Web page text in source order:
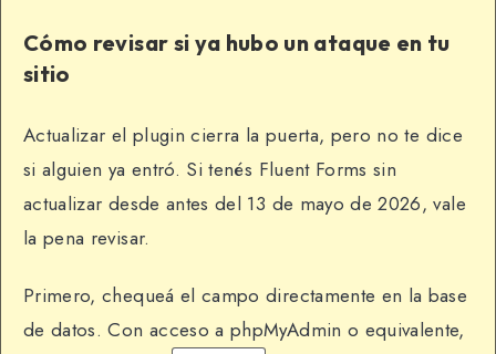
Cómo revisar si ya hubo un ataque en tu
sitio
Actualizar el plugin cierra la puerta, pero no te dice
si alguien ya entró. Si tenés Fluent Forms sin
actualizar desde antes del 13 de mayo de 2026, vale
la pena revisar.
Primero, chequeá el campo directamente en la base
de datos. Con acceso a phpMyAdmin o equivalente,